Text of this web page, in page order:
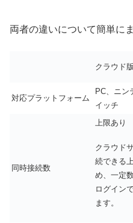
両者の違いについて簡単に
クラウド版
対応プラットフォーム
PC、ニン
イッチ
同時接続数
上限あり
クラウド
続できる
め、一定
ログイン
ます。